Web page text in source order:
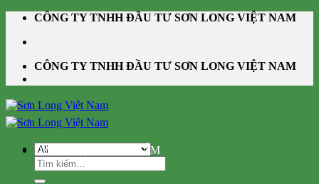
Skip
content
CÔNG TY TNHH ĐẦU TƯ SƠN LONG VIỆT NAM
CÔNG TY TNHH ĐẦU TƯ SƠN LONG VIỆT NAM
Tìm
kiếm:
DANH MỤC SẢN PHẨM